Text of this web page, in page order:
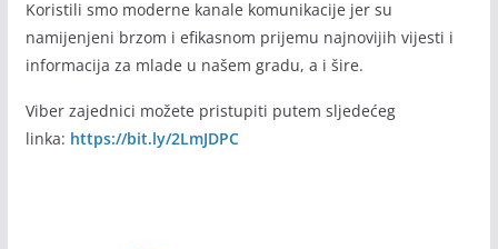
mladibl Viber zajednica
Početkom septembra 2020. godine i u cilju većeg i bržeg
Koristili smo moderne kanale komunikacije jer su
namijenjeni brzom i efikasnom prijemu najnovijih vijesti i